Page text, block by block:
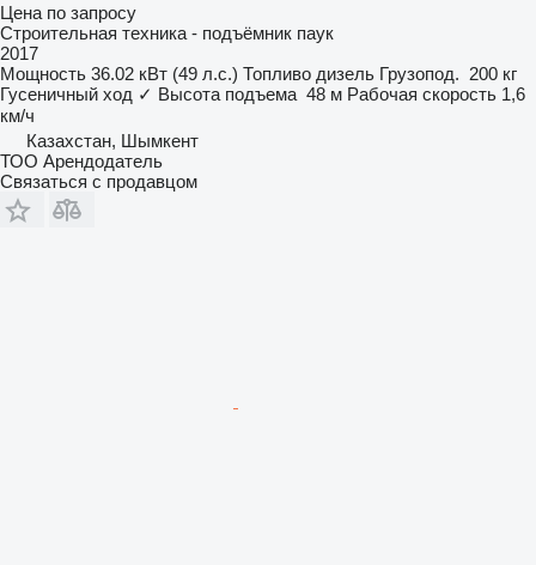
Цена по запросу
Строительная техника - подъёмник паук
2017
Мощность 36.02 кВт (49 л.с.) Топливо дизель Грузопод. 200 кг
Гусеничный ход ✓ Высота подъема 48 м Рабочая скорость 1,6
км/ч
Казахстан, Шымкент
ТОО Арендодатель
Связаться с продавцом